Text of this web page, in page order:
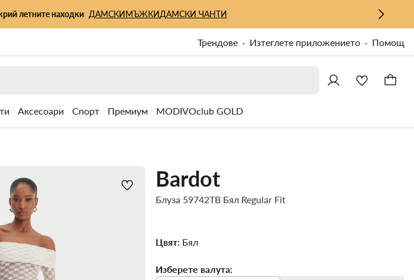
летните находки ДАМСКИМЪЖКИДАМСКИ ЧАНТИ
Трендове Изтеглете приложението Помощ
Аксесоари Спорт Премиум MODIVOclub GOLD
Bardot
Блуза 59742TB Бял Regular Fit
Цвят:Бял
Изберете валута: